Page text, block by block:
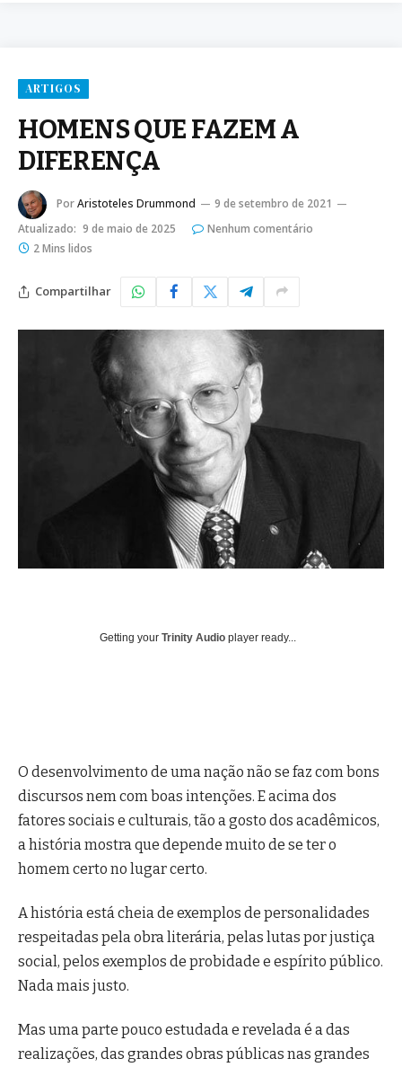
ARTIGOS
HOMENS QUE FAZEM A
DIFERENÇA
PorAristoteles Drummond
9 de setembro de 2021
Atualizado: 9 de maio de 2025
Nenhum comentário
2 Mins lidos
Compartilhar
Getting your Trinity Audio player ready...
O desenvolvimento de uma nação não se faz com bons
discursos nem com boas intenções. E acima dos
fatores sociais e culturais, tão a gosto dos acadêmicos,
a história mostra que depende muito de se ter o
homem certo no lugar certo.
A história está cheia de exemplos de personalidades
respeitadas pela obra literária, pelas lutas por justiça
social, pelos exemplos de probidade e espírito público.
Nada mais justo.
Mas uma parte pouco estudada e revelada é a das
realizações, das grandes obras públicas nas grandes